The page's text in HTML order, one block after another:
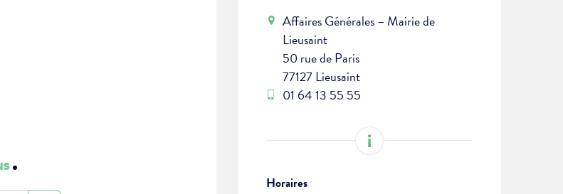
Affaires Générales – Mairie de
Lieusaint
50 rue de Paris
77127 Lieusaint
01 64 13 55 55
Horaires